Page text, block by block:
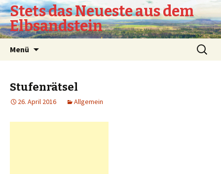
Stets das Neueste aus dem
Elbsandstein
Menü
Suchen
nach:
Stufenrätsel
26. April 2016 Allgemein